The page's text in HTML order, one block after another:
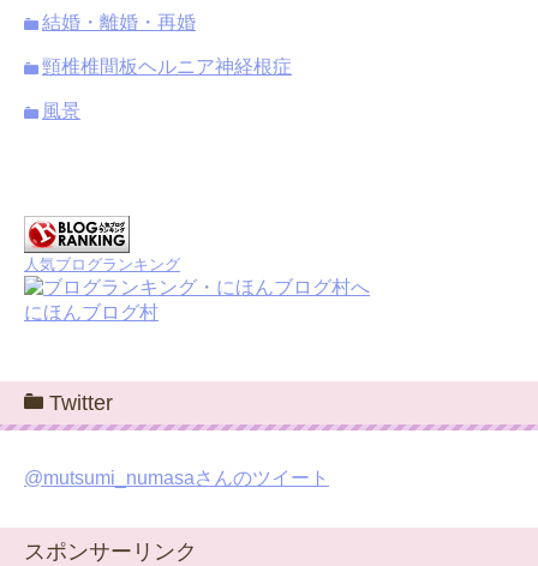
結婚・離婚・再婚
頸椎椎間板ヘルニア神経根症
風景
人気ブログランキング
にほんブログ村
Twitter
@mutsumi_numasaさんのツイート
スポンサーリンク